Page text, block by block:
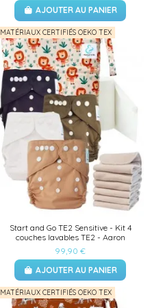
AJOUTER AU PANIER
MATÉRIAUX CERTIFIÉS OEKO TEX
Start and Go TE2 Sensitive - Kit 4
couches lavables TE2 - Aaron
99,90 €
AJOUTER AU PANIER
MATÉRIAUX CERTIFIÉS OEKO TEX